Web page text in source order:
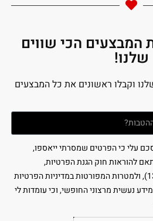
הכי שווים
שלנו!
וקבלו ראשונים את כל המבצעים
עלי כי הפרטים שמסרתי ייאספו,
להוראות חוק הגנת הפרטיות,
התשמ"א–1981 (כולל תיקון 13), ולמטרות המפורטות במדיניות הפרטיות
נעשית מרצוני החופשי, וכי עומדות לי